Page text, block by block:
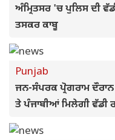
ਅੰਮ੍ਰਿਤਸਰ 'ਚ ਪੁਲਿਸ ਦੀ
ਤਸਕਰ ਕਾਬੂ
Punjab
ਜਨ-ਸੰਪਰਕ ਪ੍ਰੋਗਰਾਮ
ਤੇ ਪੰਜਾਬੀਆਂ ਮਿਲੇਗੀ ਵੱਡੀ